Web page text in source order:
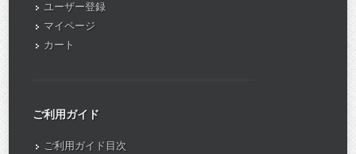
ユーザー登録
マイページ
カート
ご利用ガイド
ご利用ガイド目次